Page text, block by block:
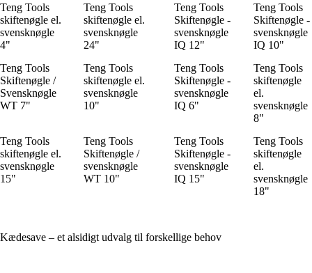
Teng Tools
skiftenøgle el.
svensknøgle
4"
Teng Tools
skiftenøgle el.
svensknøgle
24"
Teng Tools
Skiftenøgle -
svensknøgle
IQ 12"
Teng Tools
Skiftenøgle -
svensknøgle
IQ 10"
Teng Tools
Skiftenøgle /
Svensknøgle
WT 7"
Teng Tools
skiftenøgle el.
svensknøgle
10"
Teng Tools
Skiftenøgle -
svensknøgle
IQ 6"
Teng Tools
skiftenøgle
el.
svensknøgle
8"
Teng Tools
skiftenøgle el.
svensknøgle
15"
Teng Tools
Skiftenøgle /
svensknøgle
WT 10"
Teng Tools
Skiftenøgle -
svensknøgle
IQ 15"
Teng Tools
skiftenøgle
el.
svensknøgle
18"
Kædesave – et alsidigt udvalg til forskellige behov